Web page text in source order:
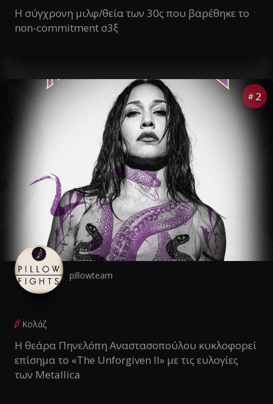
Η σύγχρονη μιλφ/θεία των 30ς που βαρέθηκε το
non-commitment σ3ξ
# 2
pillowteam
Κολάζ
Η θεάρα Πηνελόπη Αναστασοπούλου κυκλοφορεί
επίσημα το «The Unforgiven II» με τις ευλογίες
των Metallica